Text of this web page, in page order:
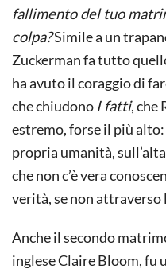
fallimento del tuo
colpa?Simile a un
Zuckerman fa tutto
ha avuto il coraggio di
che chiudono I fatti, che
estremo, forse il più
propria umanità,
che non c’è vera
verità, se non
Anche il secondo
inglese Claire Bloom, fu